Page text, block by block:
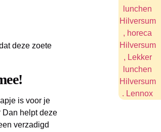
deze zoete
is voor je
Dan helpt deze
verzadigd